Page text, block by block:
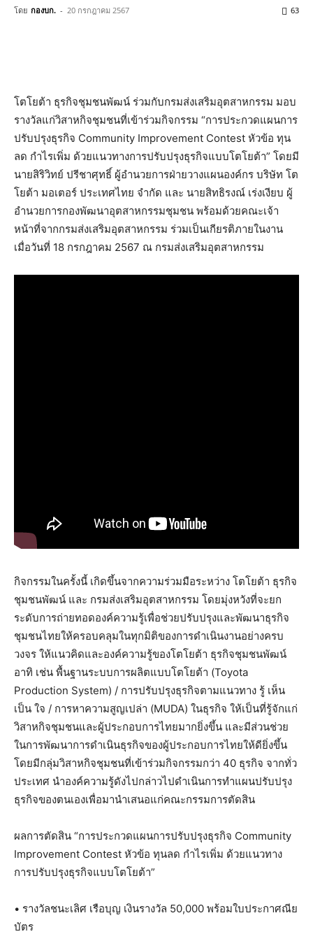
โดย กองบก. - 20 กรกฎาคม 2567 63
โตโยต้า ธุรกิจชุมชนพัฒน์ ร่วมกับกรมส่งเสริมอุตสาหกรรม มอบ
รางวัลแก่วิสาหกิจชุมชนที่เข้าร่วมกิจกรรม “การประกวดแผนการ
ปรับปรุงธุรกิจ Community Improvement Contest หัวข้อ ทุน
ลด กำไรเพิ่ม ด้วยแนวทางการปรับปรุงธุรกิจแบบโตโยต้า” โดยมี
นายสิริวิทย์ ปรีชาศุทธิ์ ผู้อำนวยการฝ่ายวางแผนองค์กร บริษัท โต
โยต้า มอเตอร์ ประเทศไทย จำกัด และ นายสิทธิรงณ์ เร่งเงียบ ผู้
อำนวยการกองพัฒนาอุตสาหกรรมชุมชน พร้อมด้วยคณะเจ้า
หน้าที่จากกรมส่งเสริมอุตสาหกรรม ร่วมเป็นเกียรติภายในงาน
เมื่อวันที่ 18 กรกฎาคม 2567 ณ กรมส่งเสริมอุตสาหกรรม
กิจกรรมในครั้งนี้ เกิดขึ้นจากความร่วมมือระหว่าง โตโยต้า ธุรกิจ
ชุมชนพัฒน์ และ กรมส่งเสริมอุตสาหกรรม โดยมุ่งหวังที่จะยก
ระดับการถ่ายทอดองค์ความรู้เพื่อช่วยปรับปรุงและพัฒนาธุรกิจ
ชุมชนไทยให้ครอบคลุมในทุกมิติของการดำเนินงานอย่างครบ
วงจร ให้แนวคิดและองค์ความรู้ของโตโยต้า ธุรกิจชุมชนพัฒน์
อาทิ เช่น พื้นฐานระบบการผลิตแบบโตโยต้า (Toyota
Production System) / การปรับปรุงธุรกิจตามแนวทาง รู้ เห็น
เป็น ใจ / การหาความสูญเปล่า (MUDA) ในธุรกิจ ให้เป็นที่รู้จักแก่
วิสาหกิจชุมชนและผู้ประกอบการไทยมากยิ่งขึ้น และมีส่วนช่วย
ในการพัฒนาการดำเนินธุรกิจของผู้ประกอบการไทยให้ดียิ่งขึ้น
โดยมีกลุ่มวิสาหกิจชุมชนที่เข้าร่วมกิจกรรมกว่า 40 ธุรกิจ จากทั่ว
ประเทศ นำองค์ความรู้ดังไปกล่าวไปดำเนินการทำแผนปรับปรุง
ธุรกิจของตนเองเพื่อมานำเสนอแก่คณะกรรมการตัดสิน
ผลการตัดสิน “การประกวดแผนการปรับปรุงธุรกิจ Community
Improvement Contest หัวข้อ ทุนลด กำไรเพิ่ม ด้วยแนวทาง
การปรับปรุงธุรกิจแบบโตโยต้า”
• รางวัลชนะเลิศ เรือบุญ เงินรางวัล 50,000 พร้อมใบประกาศณีย
บัตร